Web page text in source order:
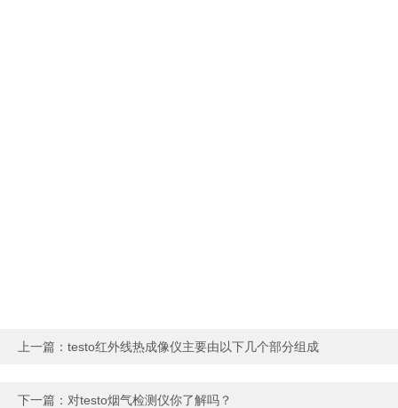
上一篇： testo红外线热成像仪主要由以下几个部分组成
下一篇： 对testo烟气检测仪你了解吗？